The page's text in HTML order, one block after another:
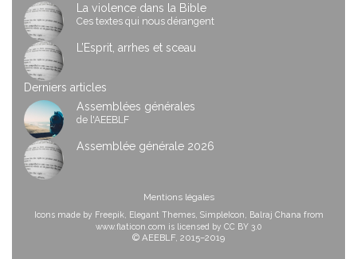
La violence dans la Bible
Ces textes qui nous dérangent
L’Esprit, arrhes et sceau
Derniers articles
Assemblées générales
de l'AEEBLF
Assemblée générale 2026
Mentions légales
Icons made by Freepik, Elegant Themes, SimpleIcon Balraj Chana from
www.flaticon.com is licensed by CC BY 3.0
© AEEBLF, 2015–2019